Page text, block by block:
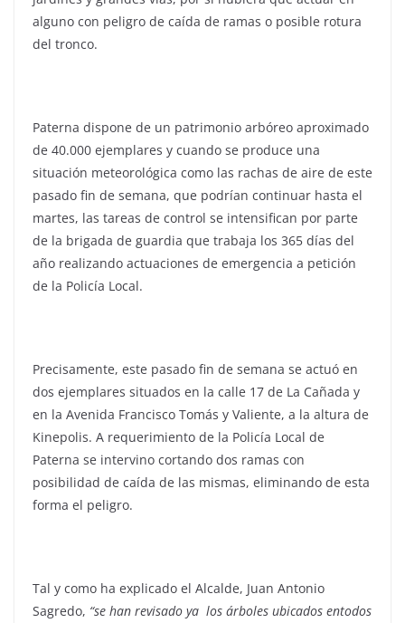
alguno con peligro de caída de ramas o posible rotura
del tronco.
Paterna dispone de un patrimonio arbóreo aproximado
de 40.000 ejemplares y cuando se produce una
situación meteorológica como las rachas de aire de este
pasado fin de semana, que podrían continuar hasta el
martes, las tareas de control se intensifican por parte
de la brigada de guardia que trabaja los 365 días del
año realizando actuaciones de emergencia a petición
de la Policía Local.
Precisamente, este pasado fin de semana se actuó en
dos ejemplares situados en la calle 17 de La Cañada y
en la Avenida Francisco Tomás y Valiente, a la altura de
Kinepolis. A requerimiento de la Policía Local de
Paterna se intervino cortando dos ramas con
posibilidad de caída de las mismas, eliminando de esta
forma el peligro.
Tal y como ha explicado el Alcalde, Juan Antonio
Sagredo, “se han revisado ya los árboles ubicados entodos